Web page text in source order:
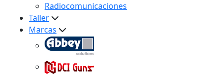
Radiocomunicaciones
Taller
Marcas